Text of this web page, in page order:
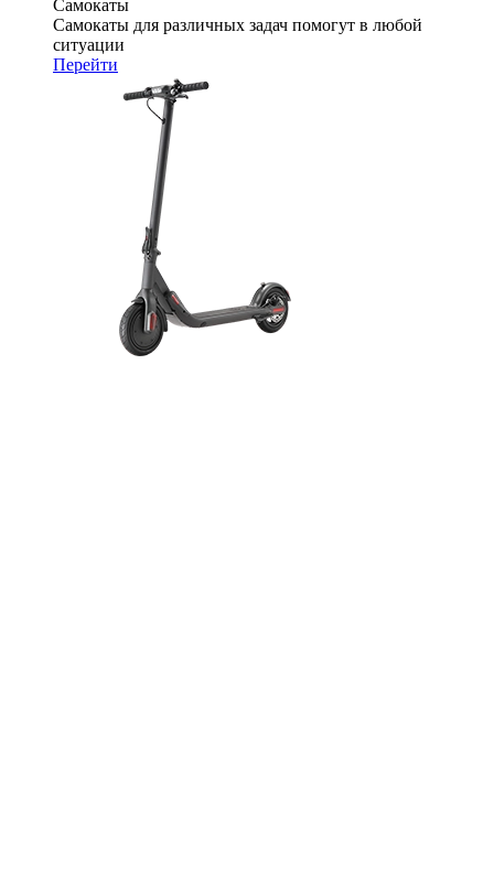
Самокаты
Самокаты для различных задач помогут в любой
ситуации
Перейти